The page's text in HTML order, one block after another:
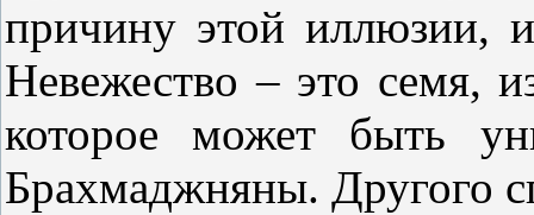
причину этой иллюзии,
Невежество – это семя,
которое может быть
Брахмаджняны. Другого